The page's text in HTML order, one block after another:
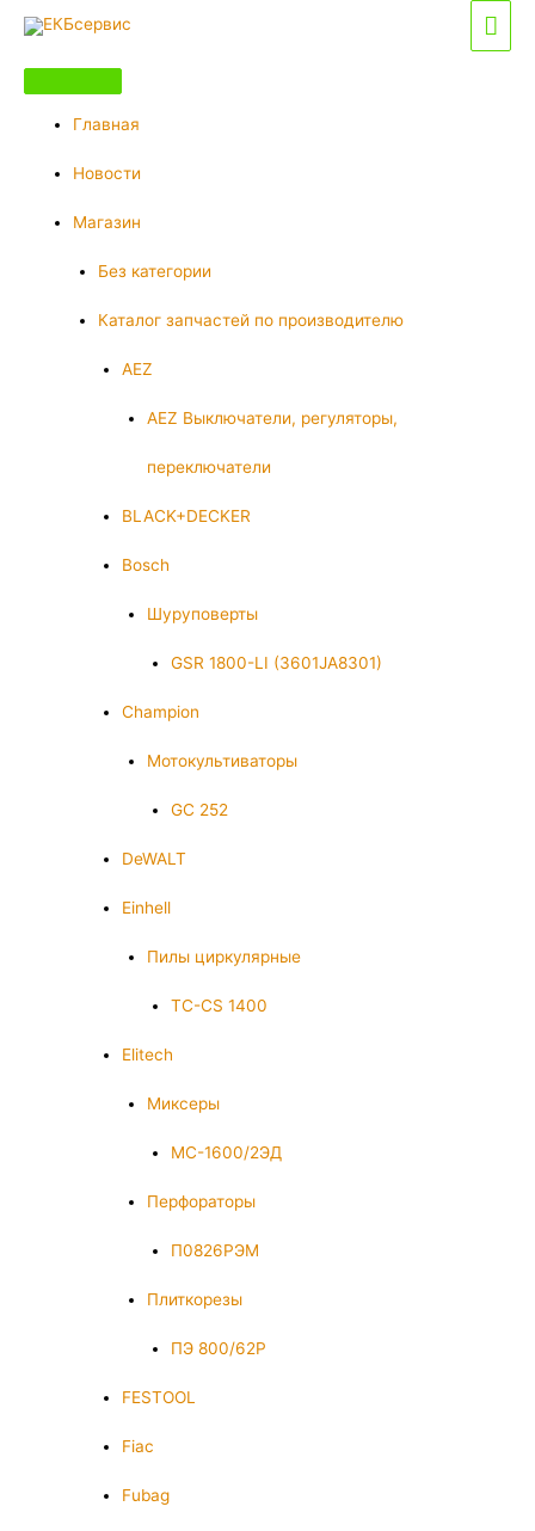
Перейти
содержимому
Главная
Новости
Магазин
Без категории
Каталог запчастей по производителю
AEZ
AEZ Выключатели, регуляторы,
переключатели
BLACK+DECKER
Bosch
Шуруповерты
GSR 1800-LI (3601JA8301)
Champion
Мотокультиваторы
GC 252
DeWALT
Einhell
Пилы циркулярные
TC-CS 1400
Elitech
Миксеры
МС-1600/2ЭД
Перфораторы
П0826РЭМ
Плиткорезы
ПЭ 800/62Р
FESTOOL
Fiac
Fubag